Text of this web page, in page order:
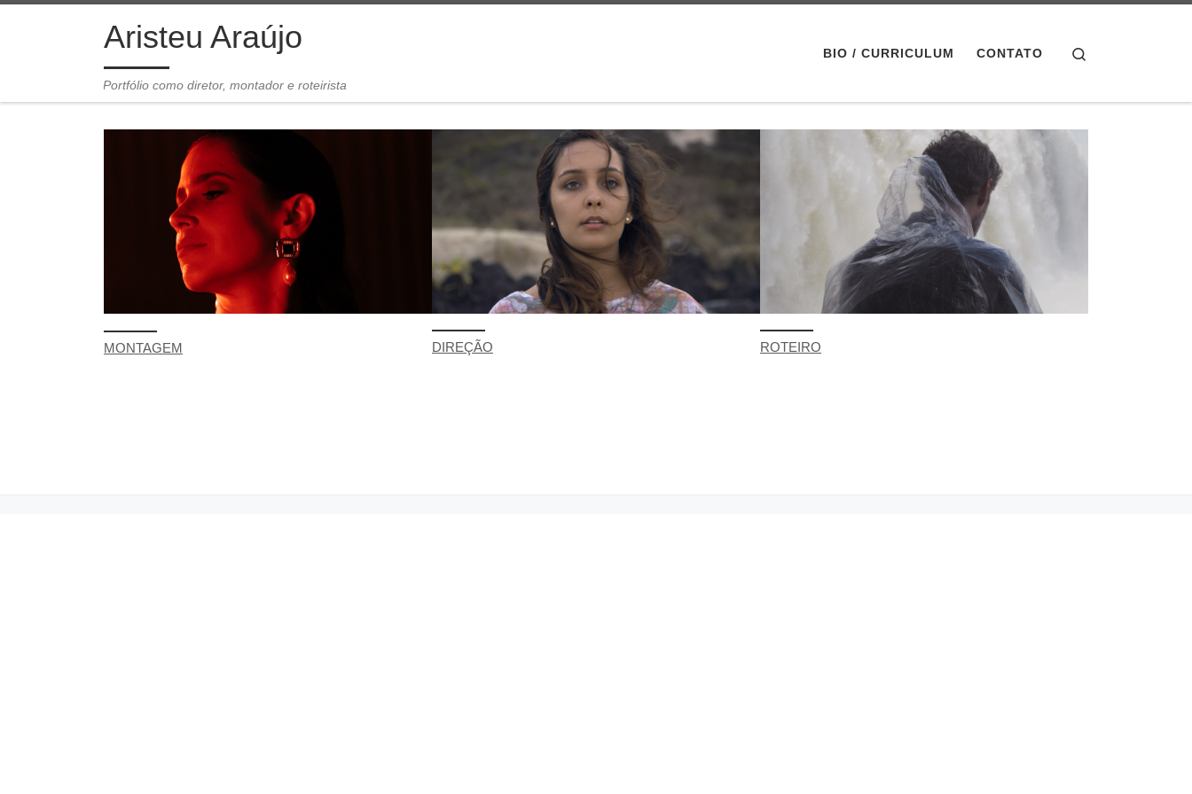
Skip to contentAristeu Araújo
Portfólio como diretor, montador e roteirista
BIO / CURRICULUM CONTATO
MONTAGEM DIREÇÃO ROTEIRO